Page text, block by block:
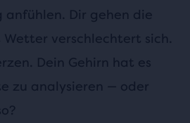
anfühlen. Dir gehen die
Wetter verschlechtert sich.
Dein Gehirn hat es
zu analysieren — oder